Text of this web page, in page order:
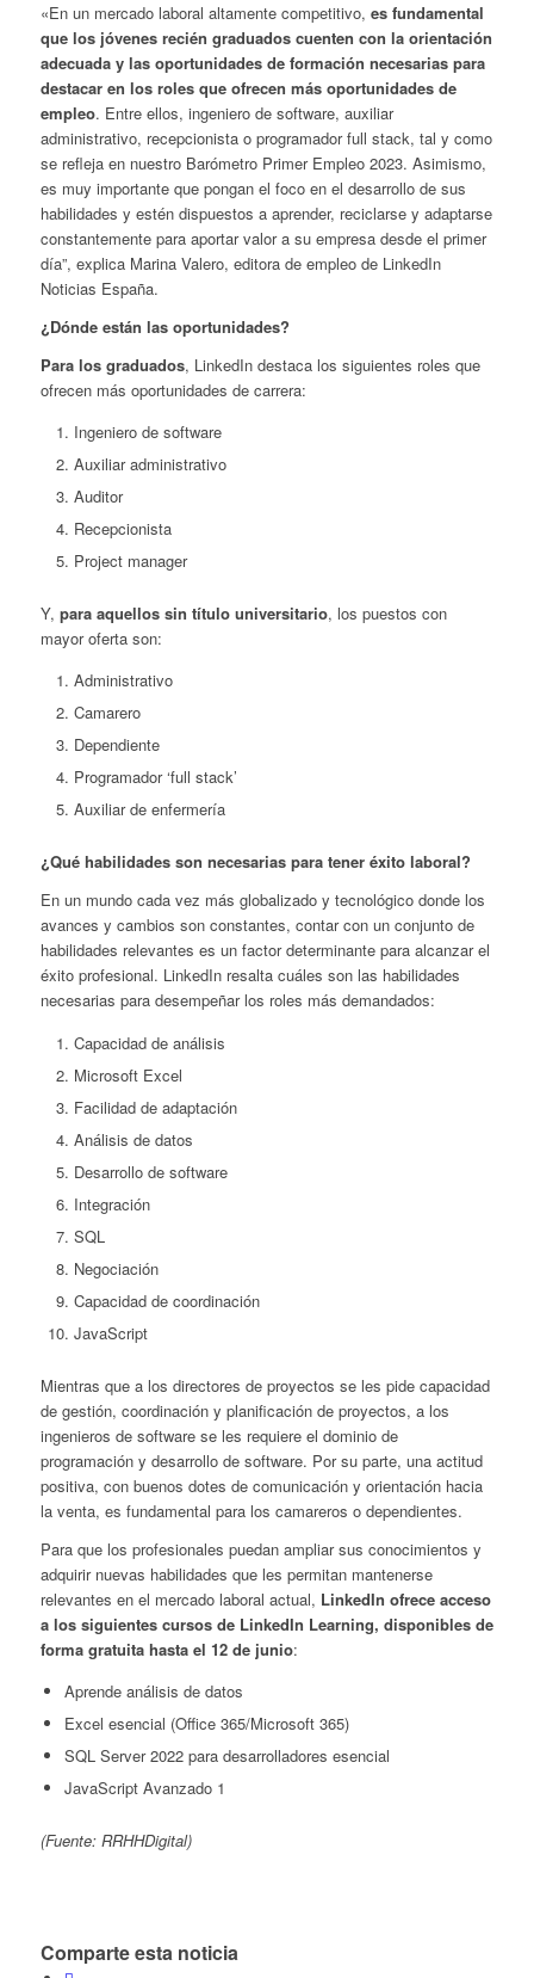
«En un mercado laboral altamente competitivo, es fundamental
que los jóvenes recién graduados cuenten con la orientación
adecuada y las oportunidades de formación necesarias para
destacar en los roles que ofrecen más oportunidades de
empleo. Entre ellos, ingeniero de software, auxiliar
administrativo, recepcionista o programador full stack, tal y como
se refleja en nuestro Barómetro Primer Empleo 2023. Asimismo,
es muy importante que pongan el foco en el desarrollo de sus
habilidades y estén dispuestos a aprender, reciclarse y adaptarse
constantemente para aportar valor a su empresa desde el primer
día”, explica Marina Valero, editora de empleo de LinkedIn
Noticias España.
¿Dónde están las oportunidades?
Para los graduados, LinkedIn destaca los siguientes roles que
ofrecen más oportunidades de carrera:
Ingeniero de software
Auxiliar administrativo
Auditor
Recepcionista
Project manager
Y, para aquellos sin título universitario, los puestos con
mayor oferta son:
Administrativo
Camarero
Dependiente
Programador ‘full stack’
Auxiliar de enfermería
¿Qué habilidades son necesarias para tener éxito laboral?
En un mundo cada vez más globalizado y tecnológico donde los
avances y cambios son constantes, contar con un conjunto de
habilidades relevantes es un factor determinante para alcanzar el
éxito profesional. LinkedIn resalta cuáles son las habilidades
necesarias para desempeñar los roles más demandados:
Capacidad de análisis
Microsoft Excel
Facilidad de adaptación
Análisis de datos
Desarrollo de software
Integración
SQL
Negociación
Capacidad de coordinación
JavaScript
Mientras que a los directores de proyectos se les pide capacidad
de gestión, coordinación y planificación de proyectos, a los
ingenieros de software se les requiere el dominio de
programación y desarrollo de software. Por su parte, una actitud
positiva, con buenos dotes de comunicación y orientación hacia
la venta, es fundamental para los camareros o dependientes.
Para que los profesionales puedan ampliar sus conocimientos y
adquirir nuevas habilidades que les permitan mantenerse
relevantes en el mercado laboral actual, LinkedIn ofrece acceso
a los siguientes cursos de LinkedIn Learning, disponibles de
forma gratuita hasta el 12 de junio:
Aprende análisis de datos
Excel esencial (Office 365/Microsoft 365)
SQL Server 2022 para desarrolladores esencial
JavaScript Avanzado 1
(Fuente: RRHHDigital)
Comparte esta noticia